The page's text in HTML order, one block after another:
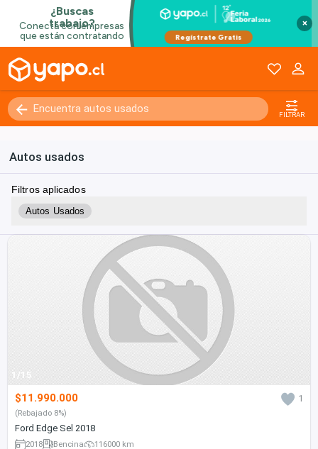
×
FILTRAR
Autos usados
Filtros aplicados
Autos Usados
1/15
$11.990.000 1
(Rebajado 8%)
Ford Edge Sel 2018
2018 Bencina 116000 km